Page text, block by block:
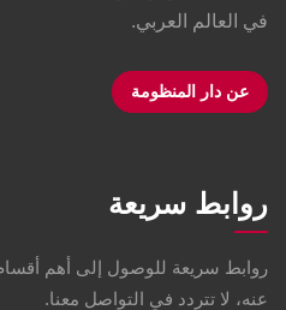
في العالم العربي.
عن دار المنظومة
روابط سريعة
روابط سريعة للوصول إلى أهم
عنه، لا تتردد في التواصل معنا.